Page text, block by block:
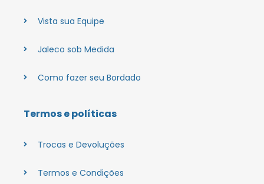
Vista sua Equipe
Jaleco sob Medida
Como fazer seu Bordado
Termos e políticas
Trocas e Devoluções
Termos e Condições